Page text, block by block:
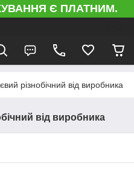
Є ПЛАТНИМ.
різнобічний від виробника
від виробника